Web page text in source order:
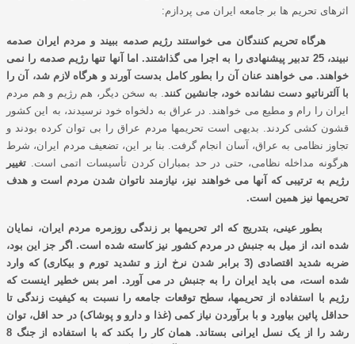
اثرهای تحریم ها بر جامعه ایران می پردازم:
هرگاه تحریم کنندگان می خواستند رﮊیم صدمه ببیند و مردم ایران صدمه
نبیند، 25 تدبیر پیشنهادی را به اجرا می گذاشتند. اما آنها تنها رﮊیم صدمه را نمی
خواهند. می خواهند عنان آن را بطور کامل بدست آورند و هرگاه لازم شد، آن را
با آلترناتیو دست نشانده خود، جانشین کنند . به سخن دیگر، هم رﮊیم و هم مردم
ایران را رام و مطیع می خواهند. در عراق به دلخواه خود نرسیدند، به این کشور
قشون کشی کردند. بدیهی است تحریمها مردم عراق را بی توان کرده بودند و
تجاوز نظامی به عراق، آسان انجام گرفت. بنا بر این، تضعیف مردم ایران، شرط
هرگونه مداخله نظامی، حتی در حد بمباران کردن تأسیسات اتمی است. تغییر
رﮊیم به ترتیبی که آنها می خواهند نیز، نیازمند ناتوان شدن مردم است و هدف
تحریمها نیز همین است.
بطور عینی، بتدریج که اثر تحریمها بر زندگی روزمره مردم ایران، نمایان
شده اند، از میل به جنبش در مردم کشور نیز کاسته شده است. اگر جز این بود،
ضربه شدید اقتصادی (3 برابر شدن نرخ ارز و تشدید تورم و بیکاری) که وارد
شده است، می باید ایران را به جنبش در می آورد. امر بس خطیر اینست که
رﮊیم با استفاده از تحریمها، سطح توقعات جامعه را نسبت به کیفیت زندگی تا
حداقل پائین بیاورد و با برآوردن نیاز کمی (غذا و دارو و پوشاک) در حد اقل، توان
رشد را از یک نسل ایرانی بستاند. همان کار را بکند که با استفاده از جنگ 8